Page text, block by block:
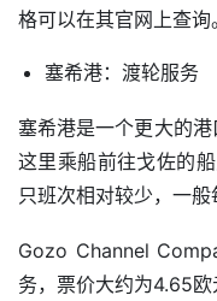
格可以在其官网上查询。
塞希港：渡轮服务
塞希港是一个更大的
这里乘船前往戈佐的
只班次相对较少，一般
Gozo Channel
务，票价大约为4.65